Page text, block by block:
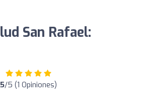
San Rafael:
5/5 (1 Opiniones)